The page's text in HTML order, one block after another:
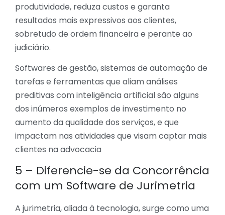
produtividade, reduza custos e garanta
resultados mais expressivos aos clientes,
sobretudo de ordem financeira e perante ao
judiciário.
Softwares de gestão, sistemas de automação de
tarefas e ferramentas que aliam análises
preditivas com inteligência artificial são alguns
dos inúmeros exemplos de investimento no
aumento da qualidade dos serviços, e que
impactam nas atividades que visam captar mais
clientes na advocacia
5 – Diferencie-se da Concorrência
com um Software de Jurimetria
A jurimetria, aliada à tecnologia, surge como uma